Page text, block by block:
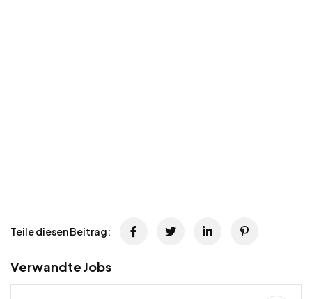
Teile diesen Beitrag:
Verwandte Jobs